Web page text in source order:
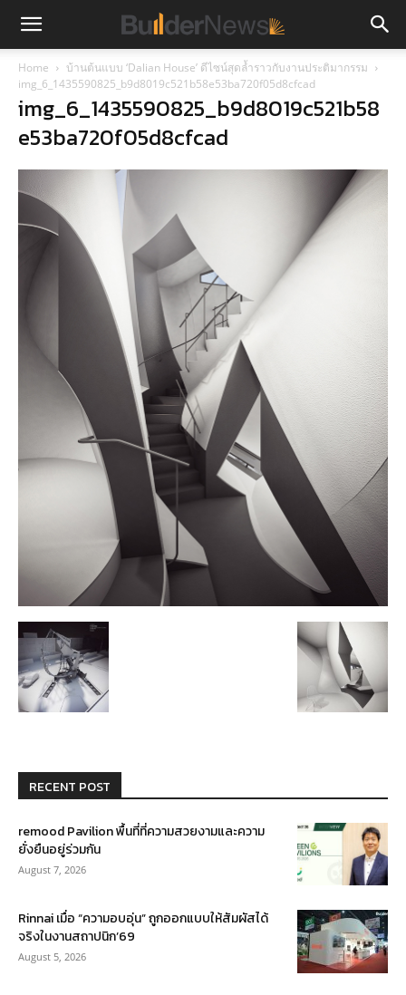
Home
บ้านต้นแบบ ‘Dalian House’ ดีไซน์สุดล้ำราวกับงานประติมากรรม
img_6_1435590825_b9d8019c521b58e53ba720f05d8cfcad
img_6_1435590825_b9d8019c521b58
e53ba720f05d8cfcad
RECENT POST
remood Pavilion พื้นที่ที่ความสวยงามและความ
ยั่งยืนอยู่ร่วมกัน
August 7, 2026
Rinnai เมื่อ “ความอบอุ่น” ถูกออกแบบให้สัมผัสได้
จริงในงานสถาปนิก’69
August 5, 2026